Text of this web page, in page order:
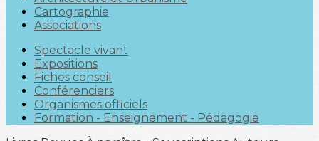
Cartographie
Associations
Spectacle vivant
Expositions
Fiches conseil
Conférenciers
Organismes officiels
Formation - Enseignement - Pédagogie